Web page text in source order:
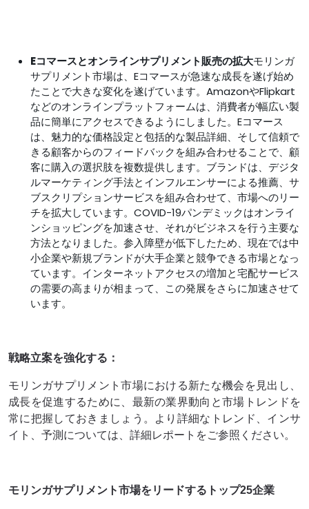
Eコマースとオンラインサプリメント販売の拡大モリンガ
サプリメント市場は、Eコマースが急速な成長を遂げ始め
たことで大きな変化を遂げています。AmazonやFlipkart
などのオンラインプラットフォームは、消費者が幅広い製
品に簡単にアクセスできるようにしました。Eコマース
は、魅力的な価格設定と包括的な製品詳細、そして信頼で
きる顧客からのフィードバックを組み合わせることで、顧
客に購入の選択肢を複数提供します。ブランドは、デジタ
ルマーケティング手法とインフルエンサーによる推薦、サ
ブスクリプションサービスを組み合わせて、市場へのリー
チを拡大しています。COVID-19パンデミックはオンライ
ンショッピングを加速させ、それがビジネスを行う主要な
方法となりました。参入障壁が低下したため、現在では中
小企業や新規ブランドが大手企業と競争できる市場となっ
ています。インターネットアクセスの増加と宅配サービス
の需要の高まりが相まって、この発展をさらに加速させて
います。
戦略立案を強化する：
モリンガサプリメント市場における新たな機会を見出し、
成長を促進するために、最新の業界動向と市場トレンドを
常に把握しておきましょう。より詳細なトレンド、インサ
イト、予測については、詳細レポートをご参照ください。
モリンガサプリメント市場をリードするトップ25企業